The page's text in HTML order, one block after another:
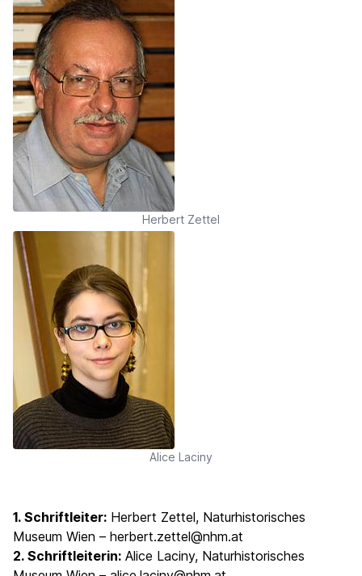
Herbert Zettel
Alice Laciny
1. Schriftleiter: Herbert Zettel, Naturhistorisches
Museum Wien – herbert.zettel@nhm.at
2. Schriftleiterin: Alice Laciny, Naturhistorisches